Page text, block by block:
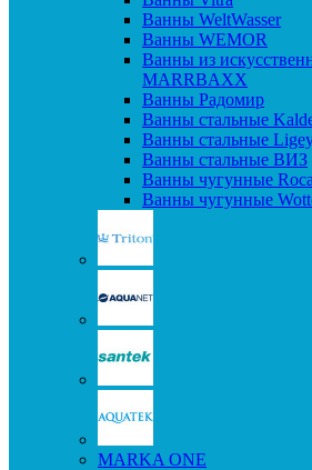
Ванны WeltWasser
Ванны WEMOR
Ванны из
MARRBAXX
Ванны Радомир
Ванны стальные
Ванны стальные
Ванны стальные ВИЗ
Ванны чугунные Roca
Ванны чугунные
MARKA ONE